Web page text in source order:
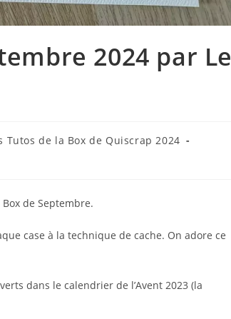
2024 par Le
Tutos de la Box de Quiscrap 2024
de Septembre.
case à la technique de cache. On adore ce
dans le calendrier de l’Avent 2023 (la